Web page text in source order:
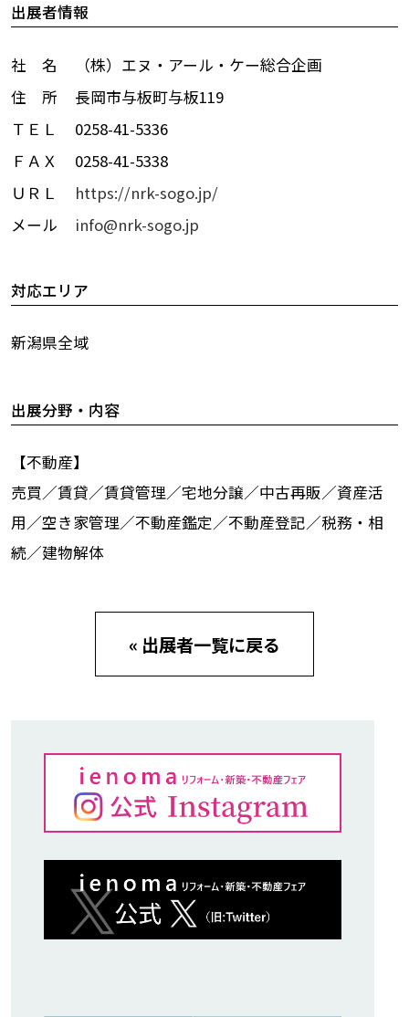
出展者情報
社 名
（株）エヌ・アール・ケー総合企画
住 所
長岡市与板町与板119
ＴＥＬ
0258-41-5336
ＦＡＸ
0258-41-5338
ＵＲＬ
https://nrk-sogo.jp/
メール
info@nrk-sogo.jp
対応エリア
新潟県全域
出展分野・内容
【不動産】
売買／賃貸／賃貸管理／宅地分譲／中古再販／資産活
用／空き家管理／不動産鑑定／不動産登記／税務・相
続／建物解体
« 出展者一覧に戻る